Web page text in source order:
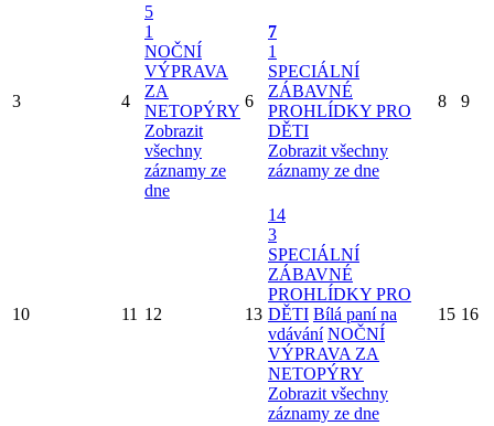
3 4
5
1
NOČNÍ
VÝPRAVA
ZA
NETOPÝRY
Zobrazit
všechny
záznamy ze
dne
6
7
1
SPECIÁLNÍ
ZÁBAVNÉ
PROHLÍDKY PRO
DĚTI
Zobrazit všechny
záznamy ze dne
8 9
10 11 12 13
14
3
SPECIÁLNÍ
ZÁBAVNÉ
PROHLÍDKY PRO
DĚTI Bílá paní na
vdávání NOČNÍ
VÝPRAVA ZA
NETOPÝRY
Zobrazit všechny
záznamy ze dne
15 16